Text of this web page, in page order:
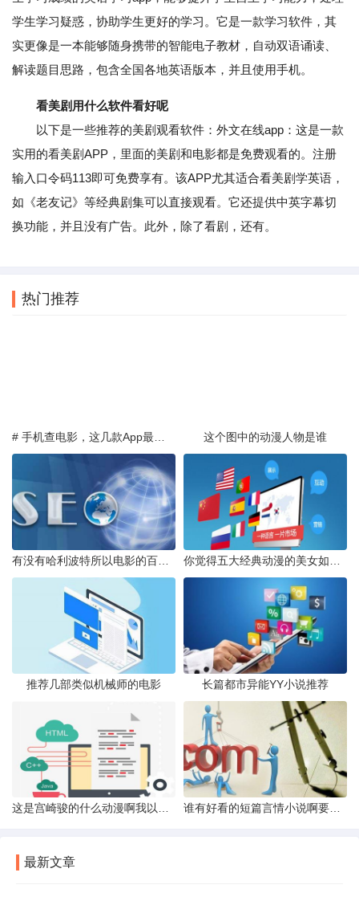
学生学习疑惑，协助学生更好的学习。它是一款学习软件，其
实更像是一本能够随身携带的智能电子教材，自动双语诵读、
解读题目思路，包含全国各地英语版本，并且使用手机。
看美剧用什么软件看好呢
以下是一些推荐的美剧观看软件：外文在线app：这是一款
实用的看美剧APP，里面的美剧和电影都是免费观看的。注册
输入口令码113即可免费享有。该APP尤其适合看美剧学英语，
如《老友记》等经典剧集可以直接观看。它还提供中英字幕切
换功能，并且没有广告。此外，除了看剧，还有。
热门推荐
这个图中的动漫人物是谁
推荐几部类似机械师的电影 长篇都市异能YY小说推荐
最新文章